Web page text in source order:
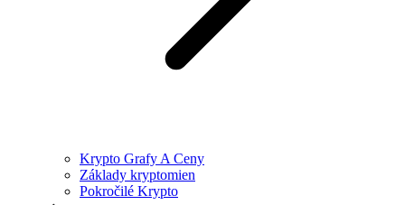
Krypto Grafy A Ceny
Základy kryptomien
Pokročilé Krypto